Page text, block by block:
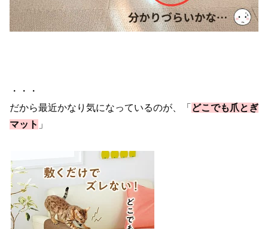
・・・
だから最近かなり気になっているのが、「 どこでも爪とぎ
マット 」